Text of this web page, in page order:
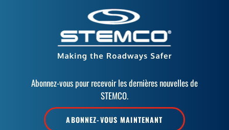
Abonnez-vous pour recevoir les dernières nouvelles de
STEMCO.
ABONNEZ-VOUS MAINTENANT